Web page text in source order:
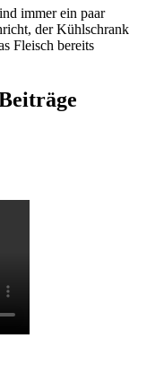
immer ein paar
der Kühlschrank
Fleisch bereits